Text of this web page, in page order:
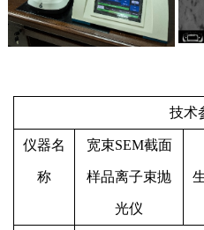
技术
仪器名
称
宽束SEM截面
样品离子束抛
光仪